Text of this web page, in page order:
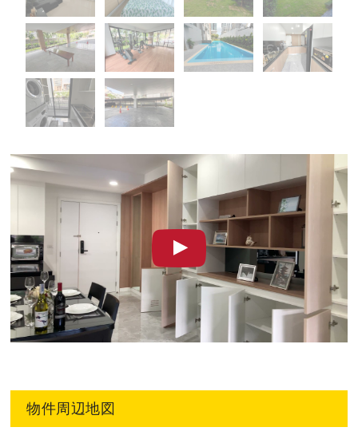
物件周辺地図